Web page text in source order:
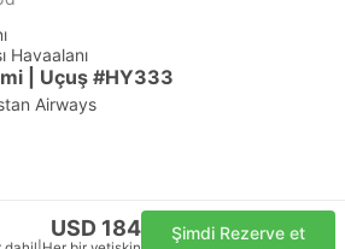
Havaalanı
| Uçuş #HY333
Airways
USD 184 Şimdi Rezerve et